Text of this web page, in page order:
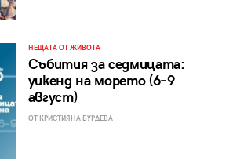
НЕЩАТА ОТ ЖИВОТА
Събития за седмицата:
уикенд на морето (6–9
август)
ОТ КРИСТИЯНА БУРДЕВА